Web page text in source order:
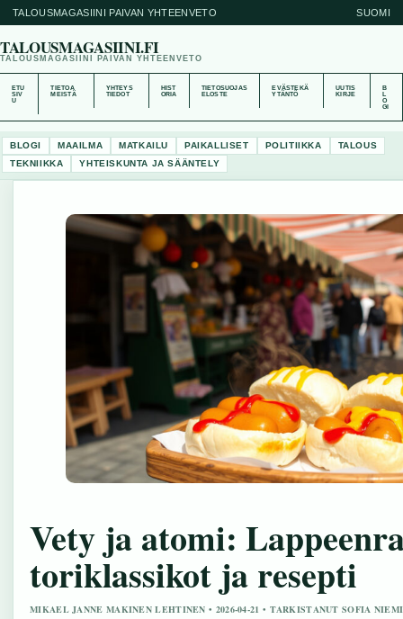
TALOUSMAGASIINI PAIVAN YHTEENVETO SUOMI
TALOUSMAGASIINI.FI
TALOUSMAGASIINI PAIVAN YHTEENVETO
ETU
SIV
U
TIETOA
MEISTÄ
YHTEYS
TIEDOT
HIST
ORIA
TIETOSUOJAS
ELOSTE
EVÄSTEKÄ
YTÄNTÖ
UUTIS
KIRJE
B
O
GI
BLOGI MAAILMA MATKAILU PAIKALLISET POLITIIKKA
TALOUS
TEKNIIKKA
YHTEISKUNTA JA SÄÄNTELY
Vety ja atomi:
toriklassikot ja resepti
MIKAEL JANNE MAKINEN LEHTINEN • 2026-04-21 • TARKISTANUT SOFIA NIEMI